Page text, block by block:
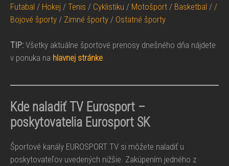
Futabal / Hokej / Tenis / Cyklistiku / Motošport / Basketbal / /
Bojové športy / Zimné športy / Ostatné športy
TIP: Všetky aktuálne športové prenosy dnešného dňa nájdete
v ponuka na hlavnej stránke.
Kde naladiť TV Eurosport –
poskytovatelia Eurosport SK
Športové kanály EUROSPORT TV si môžete naladiť u
poskytovateľov uvedených nižšie. Zakúpením jedného z